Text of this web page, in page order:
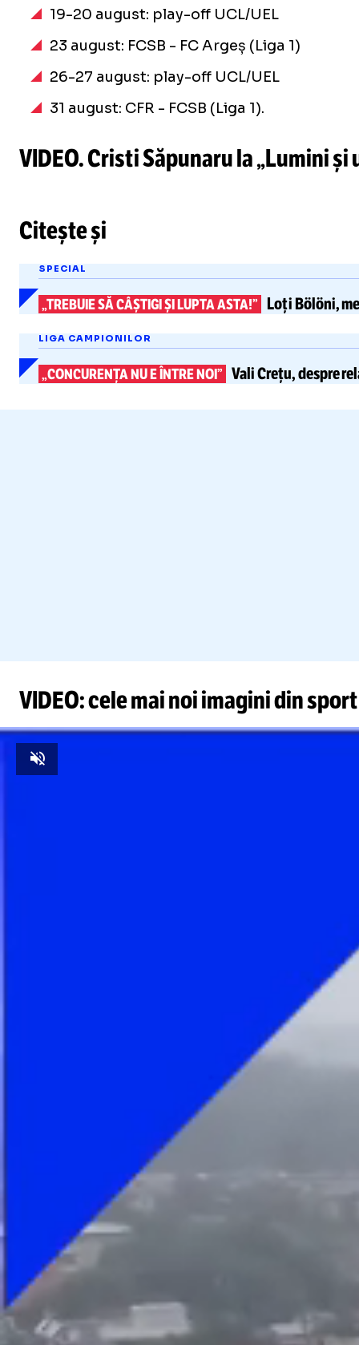
19-20 august: play-off UCL/UEL
23 august: FCSB - FC Argeș (Liga 1)
26-27 august: play-off UCL/UEL
31 august: CFR - FCSB (Liga 1).
VIDEO. Cristi Săpunaru la „Lumini
Citește și
SPECIAL
„TREBUIE SĂ CÂȘTIGI ȘI LUPTA ASTA!” Loți Bölöni,
LIGA CAMPIONILOR
„CONCURENȚA NU E ÎNTRE NOI” Vali Crețu,despre
VIDEO: cele mai noi imagini din sport
Unmute